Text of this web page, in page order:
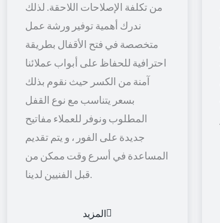
من تكلفة الإصلاحات اللاحقة. لذلك
ندرك أهمية توفير ورشة عمل
متخصصة في فتح الأقفال بطريقة
احترافية للحفاظ على أبواب عملائنا
آمنة من الكسر حيث نقوم بذلك
بسعر يتناسب مع نوع القفل
المطلوب ونوفر للعملاء مفاتيح
جديدة على الفور ، و يتم تقديم
المساعدة في أسرع وقت ممكن من
قبل الفنيين لدينا.
المزيد